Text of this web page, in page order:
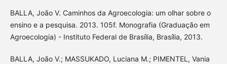
BALLA, João V. Caminhos da Agroecologia: um olhar sobre o
ensino e a pesquisa. 2013. 105f. Monografia (Graduação em
Agroecologia) - Instituto Federal de Brasília, Brasília, 2013.
BALLA, João V.; MASSUKADO, Luciana M.; PIMENTEL, Vania